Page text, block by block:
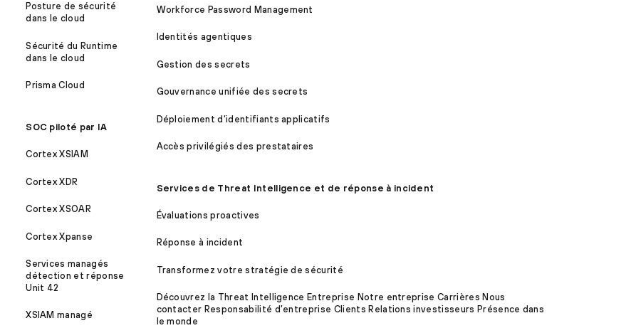
Posture de sécurité
dans le cloud
Sécurité du Runtime
dans le cloud
Prisma Cloud
SOC piloté par IA
Cortex XSIAM
Cortex XDR
Cortex XSOAR
Cortex Xpanse
Services managés
détection et réponse
Unit 42
XSIAM managé
Workforce Password Management
Identités agentiques
Gestion des secrets
Gouvernance unifiée des secrets
Déploiement d’identifiants applicatifs
Accès privilégiés des prestataires
Services de Threat Intelligence et de réponse à incident
Évaluations proactives
Réponse à incident
Transformez votre stratégie de sécurité
Découvrez la Threat Intelligence Entreprise Notre entreprise Carrières Nous
contacter Responsabilité d’entreprise Clients Relations investisseurs Présence dans
le monde